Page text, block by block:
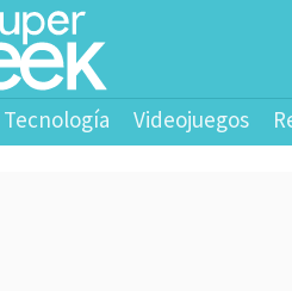
Tecnología Videojuegos